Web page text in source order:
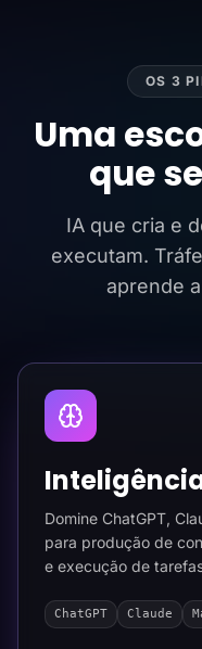
OS 3
Uma
que
IA que cria e
executam.
aprende
Domine ChatGPT,
para produção de
e execução de
ChatGPT Claude